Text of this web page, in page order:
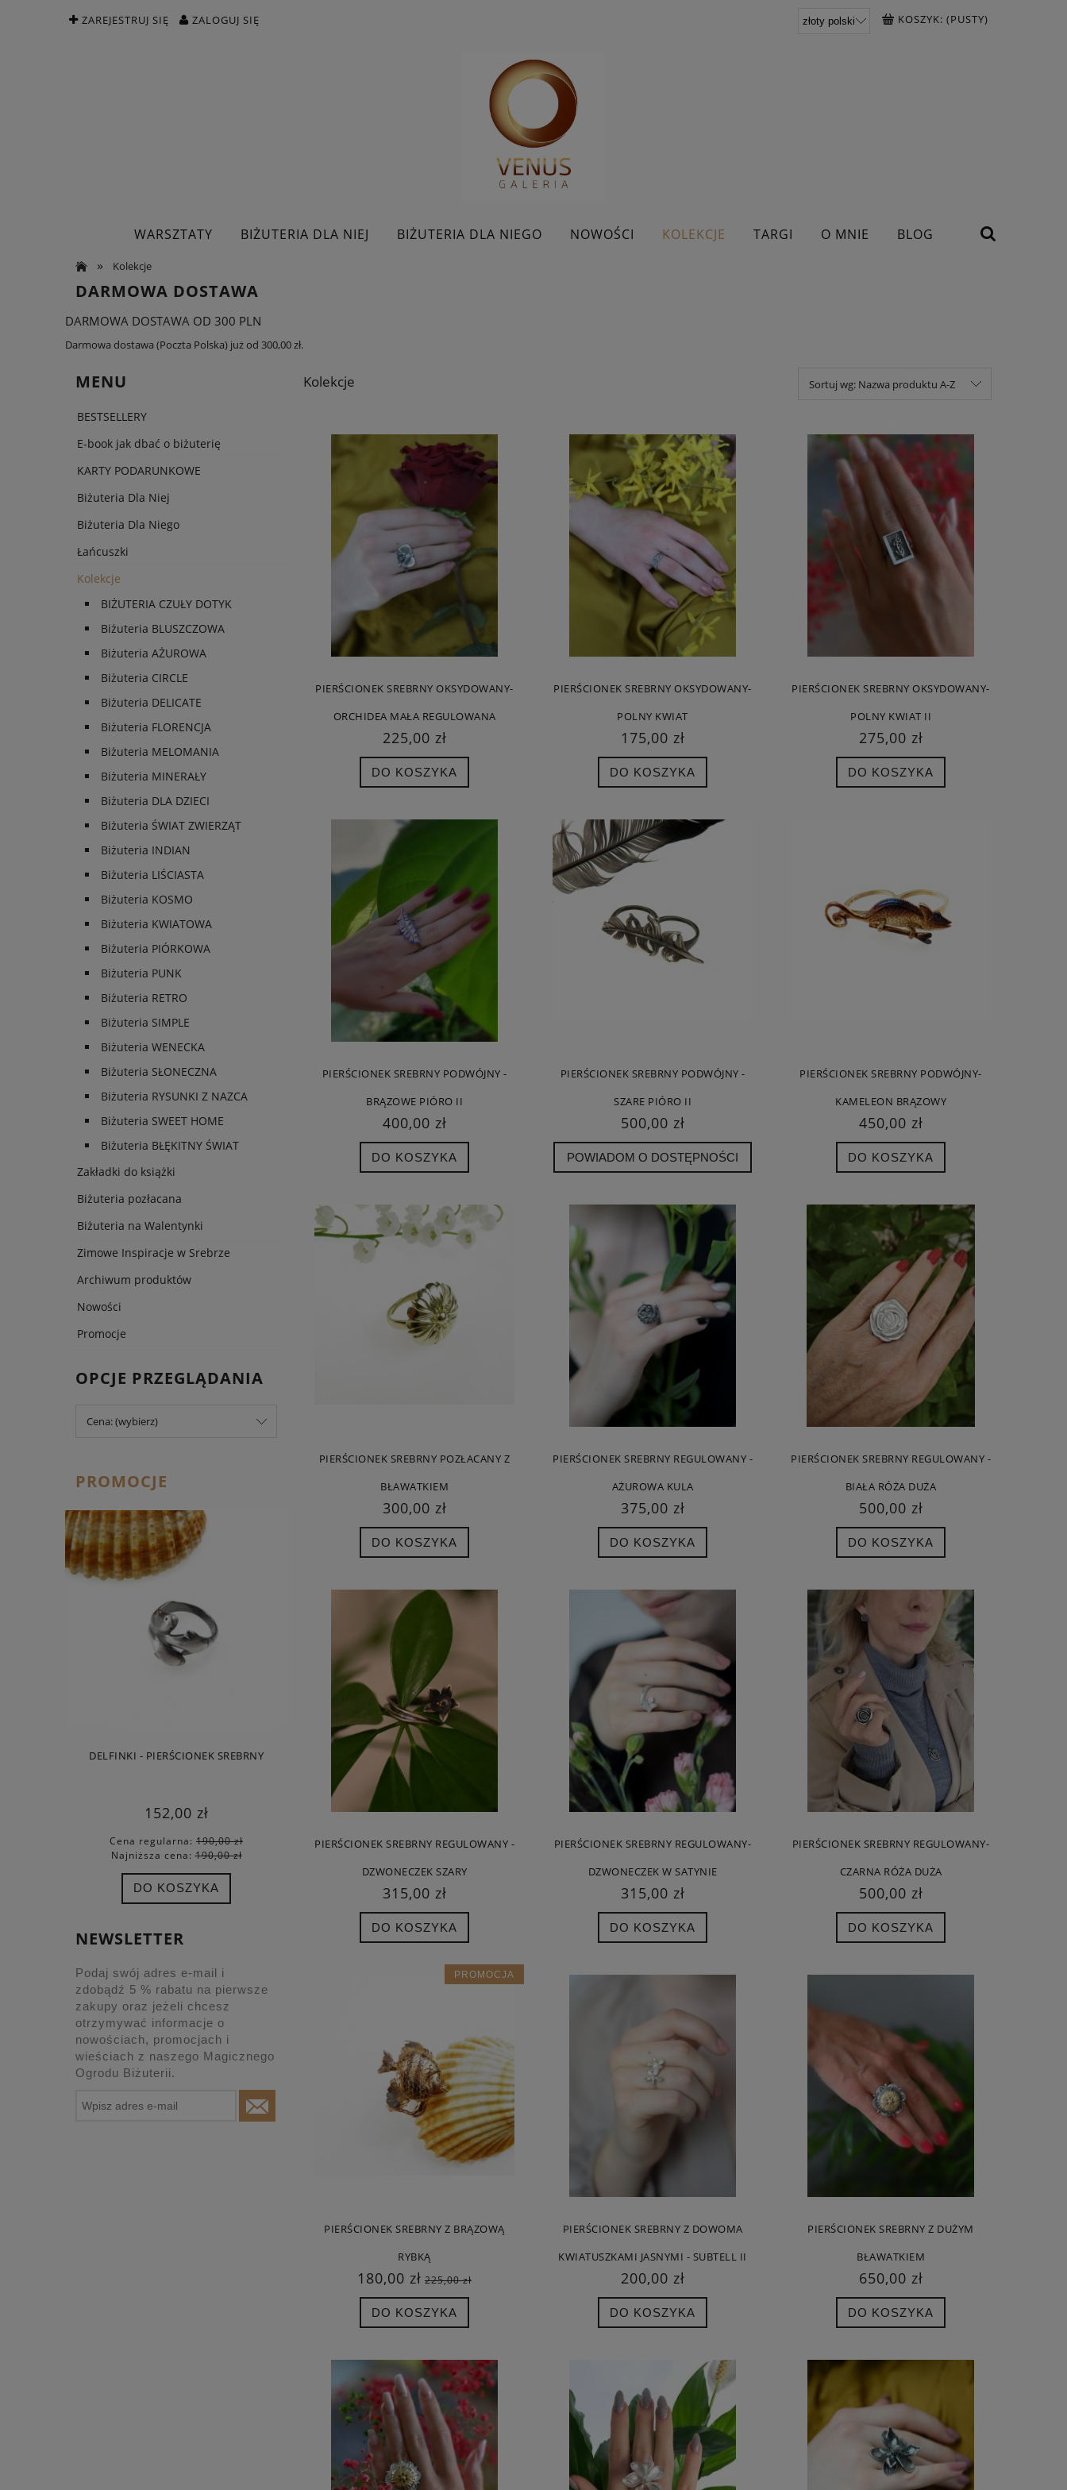
ZAREJESTRUJ SIĘ ZALOGUJ SIĘ KOSZYK: (PUSTY)
WARSZTATY BIŻUTERIA DLA NIEJ BIŻUTERIA DLA NIEGO NOWOŚCI KOLEKCJE TARGI O MNIE BLOG
» Kolekcje
DARMOWA DOSTAWA
DARMOWA DOSTAWA OD 300 PLN
Darmowa dostawa (Poczta Polska) już od 300,00 zł.
MENU
BESTSELLERY
E-book jak dbać o biżuterię
KARTY PODARUNKOWE
Biżuteria Dla Niej
Biżuteria Dla Niego
Łańcuszki
Kolekcje
BIŻUTERIA CZUŁY DOTYK
Biżuteria BLUSZCZOWA
Biżuteria AŻUROWA
Biżuteria CIRCLE
Biżuteria DELICATE
Biżuteria FLORENCJA
Biżuteria MELOMANIA
Biżuteria MINERAŁY
Biżuteria DLA DZIECI
Biżuteria ŚWIAT ZWIERZĄT
Biżuteria INDIAN
Biżuteria LIŚCIASTA
Biżuteria KOSMO
Biżuteria KWIATOWA
Biżuteria PIÓRKOWA
Biżuteria PUNK
Biżuteria RETRO
Biżuteria SIMPLE
Biżuteria WENECKA
Biżuteria SŁONECZNA
Biżuteria RYSUNKI Z NAZCA
Biżuteria SWEET HOME
Biżuteria BŁĘKITNY ŚWIAT
Zakładki do książki
Biżuteria pozłacana
Biżuteria na Walentynki
Zimowe Inspiracje w Srebrze
Archiwum produktów
Nowości
Promocje
OPCJE PRZEGLĄDANIA
Cena: (wybierz)
PROMOCJE
DELFINKI - PIERŚCIONEK SREBRNY
152,00 zł
Cena regularna: 190,00 zł
Najniższa cena:190,00 zł
DO KOSZYKA
ROZGWIAZDA MAŁA ZŁOTA - KOLCZYKI
SREBRNE
140,00 zł
Cena regularna:175,00 zł
DO KOSZYKA
ROZGWIAZDA DUŻA BIAŁA ZAWIESZKA
SREBRNA
200,00 zł
Cena regularna:250,00 zł
DO KOSZYKA
KOLCZYKI - OŚMIORNICA BRĄZOWA
BIŻUTERIA ARTYSTYCZNA
400,00 zł
Cena regularna: 500,00 zł
DO KOSZYKA
PIERŚCIONEK
NEWSLETTER
Podaj swój adres e-mail i
zdobądź 5 % rabatu na pierwsze
zakupy oraz jeżeli chcesz
otrzymywać informacje o
nowościach, promocjach i
wieściach z naszego Magicznego
Ogrodu Biżuterii.
Kolekcje Sortuj wg: Nazwa produktu A-Z
PIERŚCIONEK SREBRNY OKSYDOWANY-
ORCHIDEA MAŁA REGULOWANA
225,00 zł
DO KOSZYKA
PIERŚCIONEK SREBRNY OKSYDOWANY-
POLNY KWIAT
175,00 zł
DO KOSZYKA
PIERŚCIONEK SREBRNY OKSYDOWANY-
POLNY KWIAT II
275,00 zł
DO KOSZYKA
PIERŚCIONEK SREBRNY PODWÓJNY -
BRĄZOWE PIÓRO II
400,00 zł
DO KOSZYKA
PIERŚCIONEK SREBRNY PODWÓJNY -
SZARE PIÓRO II
500,00 zł
POWIADOM O DOSTĘPNOŚCI
PIERŚCIONEK SREBRNY PODWÓJNY-
KAMELEON BRĄZOWY
450,00 zł
DO KOSZYKA
PIERŚCIONEK SREBRNY POZŁACANY Z
BŁAWATKIEM
300,00 zł
DO KOSZYKA
PIERŚCIONEK SREBRNY REGULOWANY -
AŻUROWA KULA
375,00 zł
DO KOSZYKA
PIERŚCIONEK SREBRNY REGULOWANY -
BIAŁA RÓŻA DUŻA
500,00 zł
DO KOSZYKA
PIERŚCIONEK SREBRNY REGULOWANY -
DZWONECZEK SZARY
315,00 zł
DO KOSZYKA
PIERŚCIONEK SREBRNY REGULOWANY-
DZWONECZEK W SATYNIE
315,00 zł
DO KOSZYKA
PIERŚCIONEK SREBRNY REGULOWANY-
CZARNA RÓŻA DUŻA
500,00 zł
DO KOSZYKA
PIERŚCIONEK SREBRNY Z BRĄZOWĄ
RYBKĄ
180,00 zł 225,00 zł
DO KOSZYKA
PROMOCJA
PIERŚCIONEK SREBRNY Z DOWOMA
KWIATUSZKAMI JASNYMI - SUBTELL II
200,00 zł
DO KOSZYKA
PIERŚCIONEK SREBRNY Z DUŻYM
BŁAWATKIEM
650,00 zł
DO KOSZYKA